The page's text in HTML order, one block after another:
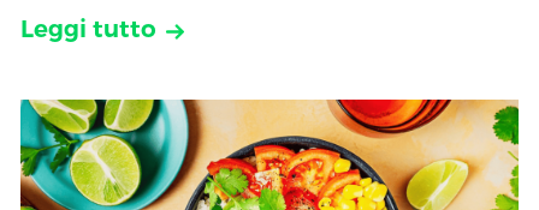
Leggi tutto